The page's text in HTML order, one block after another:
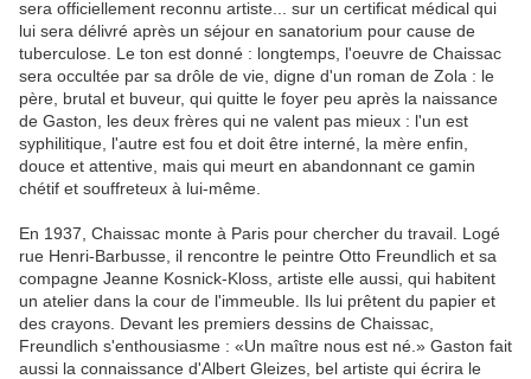
sera officiellement reconnu artiste... sur un certificat médical qui
lui sera délivré après un séjour en sanatorium pour cause de
tuberculose. Le ton est donné : longtemps, l'oeuvre de Chaissac
sera occultée par sa drôle de vie, digne d'un roman de Zola : le
père, brutal et buveur, qui quitte le foyer peu après la naissance
de Gaston, les deux frères qui ne valent pas mieux : l'un est
syphilitique, l'autre est fou et doit être interné, la mère enfin,
douce et attentive, mais qui meurt en abandonnant ce gamin
chétif et souffreteux à lui-même.
En 1937, Chaissac monte à Paris pour chercher du travail. Logé
rue Henri-Barbusse, il rencontre le peintre Otto Freundlich et sa
compagne Jeanne Kosnick-Kloss, artiste elle aussi, qui habitent
un atelier dans la cour de l'immeuble. Ils lui prêtent du papier et
des crayons. Devant les premiers dessins de Chaissac,
Freundlich s'enthousiasme : «Un maître nous est né.» Gaston fait
aussi la connaissance d'Albert Gleizes, bel artiste qui écrira le